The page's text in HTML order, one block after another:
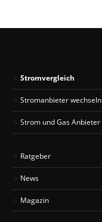
Stromvergleich
Stromanbieter wechseln
Strom und Gas Anbieter
Ratgeber
News
Magazin